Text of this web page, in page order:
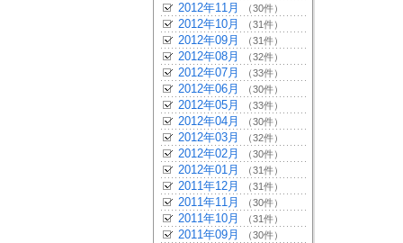
2012年11月 （30件）
2012年10月 （31件）
2012年09月 （31件）
2012年08月 （32件）
2012年07月 （33件）
2012年06月 （30件）
2012年05月 （33件）
2012年04月 （30件）
2012年03月 （32件）
2012年02月 （30件）
2012年01月 （31件）
2011年12月 （31件）
2011年11月 （30件）
2011年10月 （31件）
2011年09月 （30件）